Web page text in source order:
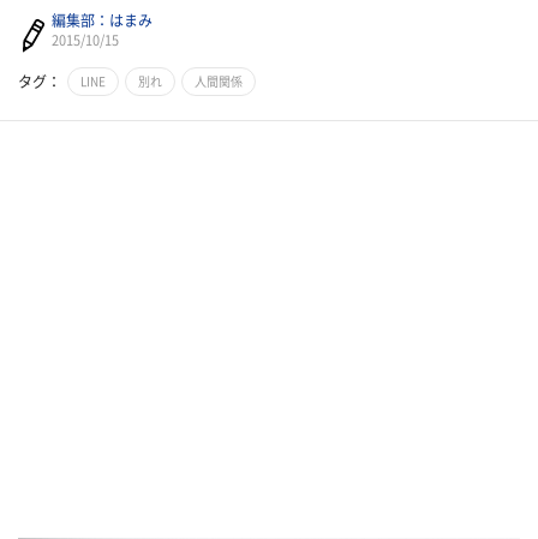
編集部：はまみ
2015/10/15
タグ： LINE 別れ 人間関係